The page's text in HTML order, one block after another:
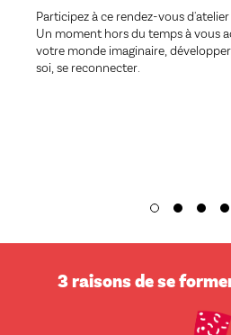
Participez à ce rendez-vous
Un moment hors du temps à vous
votre monde imaginaire,
soi, se reconnecter.
3 raisons de se